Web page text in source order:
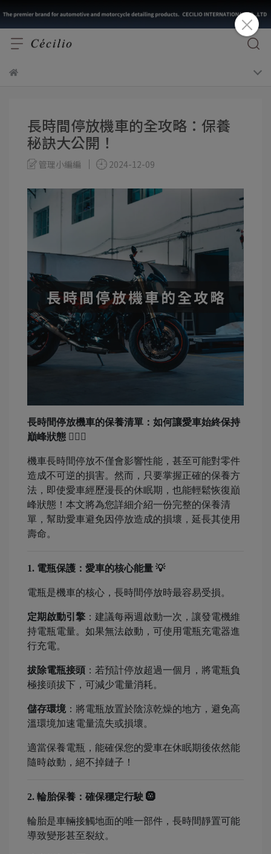
長時間停放機車的全攻略：保養
秘訣大公開！
管理小編編 2024-12-09
長時間停放機車的保養清單：如何讓愛車始終保持
巔峰狀態 🚴‍♂️✨
機車長時間停放不僅會影響性能，甚至可能對零件
造成不可逆的損害。然而，只要掌握正確的保養方
法，即使愛車經歷漫長的休眠期，也能輕鬆恢復巔
峰狀態！本文將為您詳細介紹一份完整的保養清
單，幫助愛車避免因停放造成的損壞，延長其使用
壽命。
1. 電瓶保護：愛車的核心能量 💡
電瓶是機車的核心，長時間停放時最容易受損。
定期啟動引擎 ：建議每兩週啟動一次，讓發電機維
持電瓶電量。如果無法啟動，可使用電瓶充電器進
行充電。
拔除電瓶接頭 ：若預計停放超過一個月，將電瓶負
極接頭拔下，可減少電量消耗。
儲存環境 ：將電瓶放置於陰涼乾燥的地方，避免高
溫環境加速電量流失或損壞。
適當保養電瓶，能確保您的愛車在休眠期後依然能
隨時啟動，絕不掉鏈子！
2. 輪胎保養：確保穩定行駛 🛞
輪胎是車輛接觸地面的唯一部件，長時間靜置可能
導致變形甚至裂紋。